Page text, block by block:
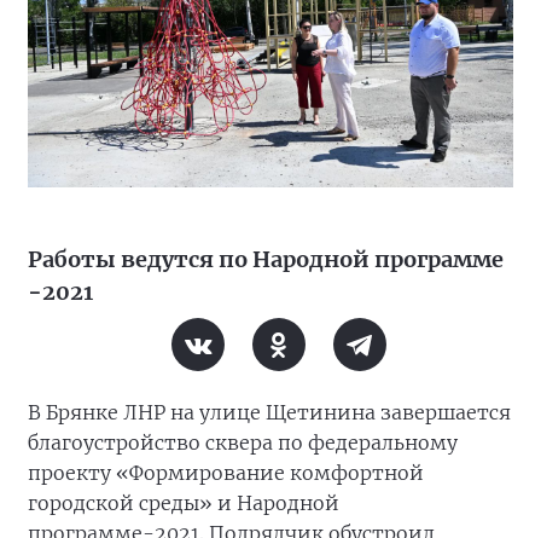
Работы ведутся по Народной программе
−2021
В Брянке ЛНР на улице Щетинина завершается
благоустройство сквера по федеральному
проекту «Формирование комфортной
городской среды» и Народной